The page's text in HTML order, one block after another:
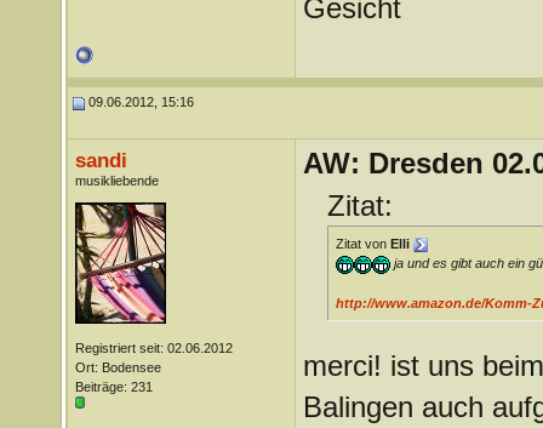
Gesicht
09.06.2012, 15:16
sandi
musikliebende
Registriert seit: 02.06.2012
Ort: Bodensee
Beiträge: 231
AW: Dresden
Zitat:
Zitat von Elli
ja und es gibt auch ein
http://www.amazon.de/Komm-
merci! ist uns
Balingen auch